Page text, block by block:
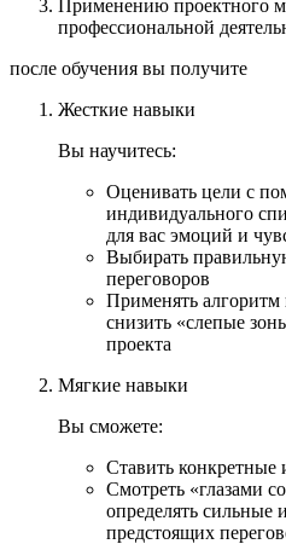
Применению проектного
профессиональной
после обучения вы получите
Жесткие навыки
Вы научитесь:
Оценивать цели с
индивидуального
для вас эмоций и
Выбирать
переговоров
Применять алгоритм
снизить «слепые
проекта
Мягкие навыки
Вы сможете:
Ставить
Смотреть «глазами
определять сильные
предстоящих